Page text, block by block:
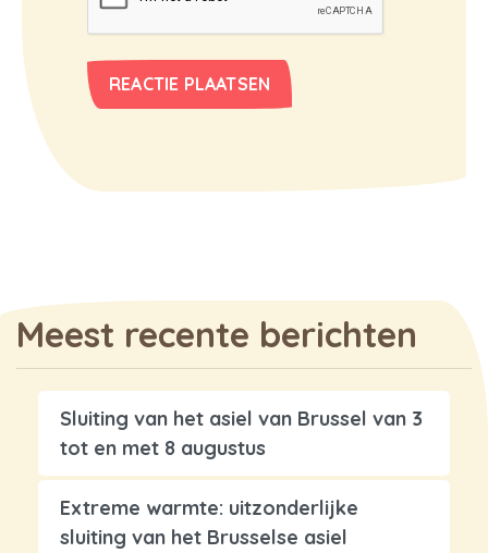
Meest recente berichten
Sluiting van het asiel van Brussel van 3
tot en met 8 augustus
Extreme warmte: uitzonderlijke
sluiting van het Brusselse asiel